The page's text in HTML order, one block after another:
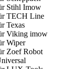
Stihl Imow
TECH Line
Texas
Viking imow
Wiper
Zoef Robot